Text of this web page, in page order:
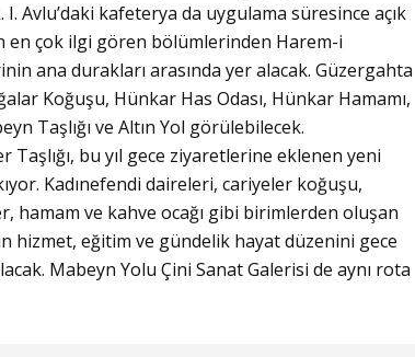
Avlu’daki kafeterya da uygulama süresince açık
en çok ilgi gören bölümlerinden Harem-i
ana durakları arasında yer alacak. Güzergahta
Koğuşu, Hünkar Has Odası, Hünkar Hamamı,
Taşlığı ve Altın Yol görülebilecek.
Taşlığı, bu yıl gece ziyaretlerine eklenen yeni
Kadınefendi daireleri, cariyeler koğuşu,
hamam ve kahve ocağı gibi birimlerden oluşan
hizmet, eğitim ve gündelik hayat düzenini gece
Mabeyn Yolu Çini Sanat Galerisi de aynı rota